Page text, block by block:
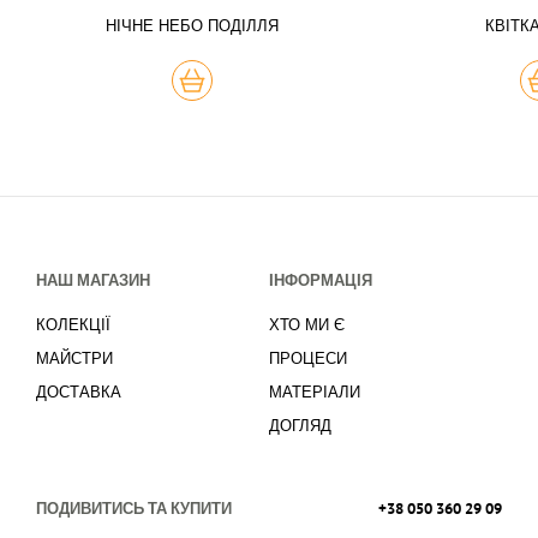
НІЧНЕ НЕБО ПОДІЛЛЯ
КУПИТЬ
НАШ МАГАЗИН
КОЛЕКЦІЇ
МАЙСТРИ
ДОСТАВКА
ІНФОРМАЦІЯ
ХТО МИ Є
ПРОЦЕСИ
МАТЕРІАЛИ
ДОГЛЯД
ПОДИВИТИСЬ ТА КУПИТИ +38 050 360 29 09